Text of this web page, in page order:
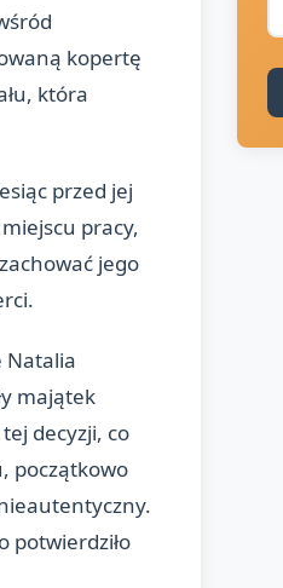
kopertę
która
przed jej
pracy,
jego
Natalia
majątek
decyzji, co
początkowo
potwierdziło